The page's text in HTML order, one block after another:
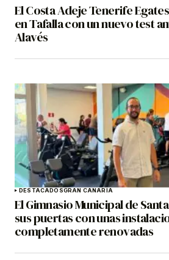
El Costa Adeje Tenerife
en Tafalla con un nuevo test
Alavés
DESTACADOSGRAN CANARIA
El Gimnasio Municipal de
sus puertas con unas
completamente renovadas